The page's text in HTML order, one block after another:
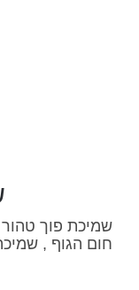
שמיכת פוך
חום הגוף ,